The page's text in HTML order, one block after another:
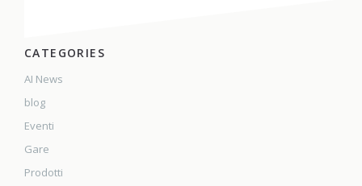
CATEGORIES
AI News
blog
Eventi
Gare
Prodotti